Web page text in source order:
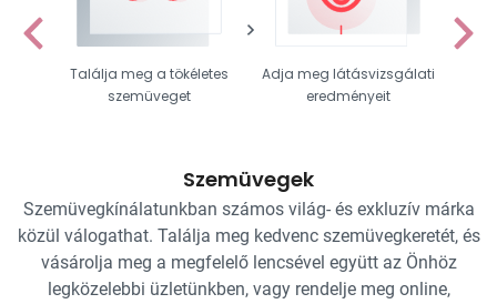
Találja meg a tökéletes
szemüveget
Adja meg látásvizsgálati
eredményeit
Szemüvegek
Szemüvegkínálatunkban számos világ- és exkluzív márka
közül válogathat. Találja meg kedvenc szemüvegkeretét, és
vásárolja meg a megfelelő lencsével együtt az Önhöz
legközelebbi üzletünkben, vagy rendelje meg online,